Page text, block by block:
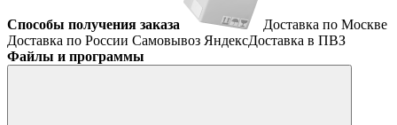
Способы получения заказа
Доставка по Москве
Доставка по России Самовывоз ЯндексДоставка в ПВЗ
Файлы и программы